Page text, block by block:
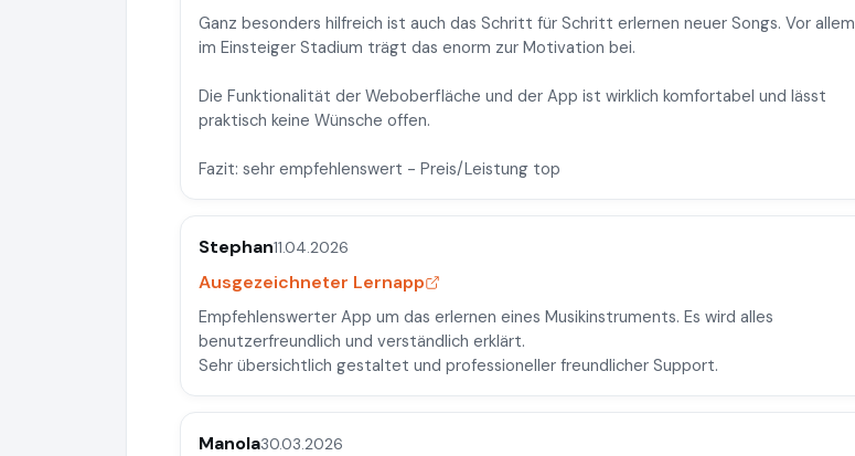
Ganz besonders hilfreich ist auch das Schritt für Schritt erlernen neuer Songs. Vor allem
im Einsteiger Stadium trägt das enorm zur Motivation bei.
Die Funktionalität der Weboberfläche und der App ist wirklich komfortabel und lässt
praktisch keine Wünsche offen.
Fazit: sehr empfehlenswert - Preis/Leistung top
Stephan11.04.2026
Ausgezeichneter Lernapp
Empfehlenswerter App um das erlernen eines Musikinstruments. Es wird alles
benutzerfreundlich und verständlich erklärt.
Sehr übersichtlich gestaltet und professioneller freundlicher Support.
Manola30.03.2026